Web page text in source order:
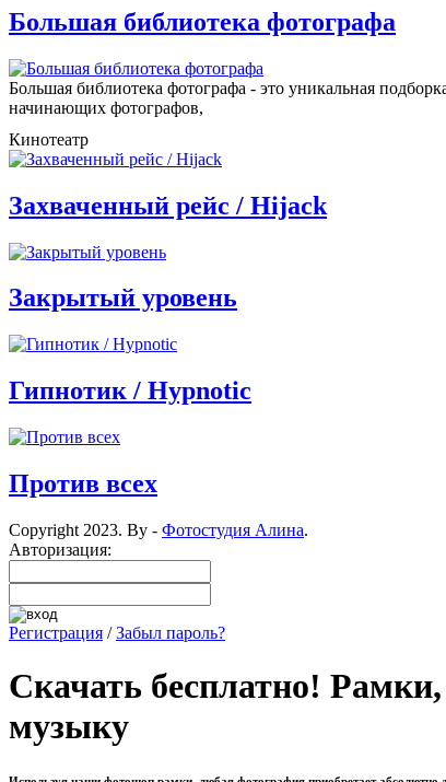
Большая библиотека фотографа
Большая библиотека фотографа - это уникальная
начинающих фотографов,
Кинотеатр
Захваченный рейс / Hijack
Закрытый уровень
Гипнотик / Hypnotic
Против всех
Copyright 2023. By - Фотостудия Алина.
Авторизация:
Регистрация /Забыл пароль?
Скачать бесплатно!
музыку